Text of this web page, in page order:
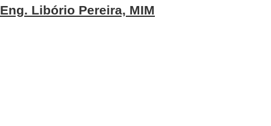
Eng. Libório Pereira, MIM